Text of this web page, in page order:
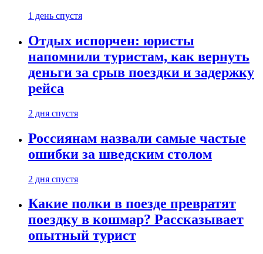
1 день спустя
Отдых испорчен: юристы
напомнили туристам, как вернуть
деньги за срыв поездки и задержку
рейса
2 дня спустя
Россиянам назвали самые частые
ошибки за шведским столом
2 дня спустя
Какие полки в поезде превратят
поездку в кошмар? Рассказывает
опытный турист